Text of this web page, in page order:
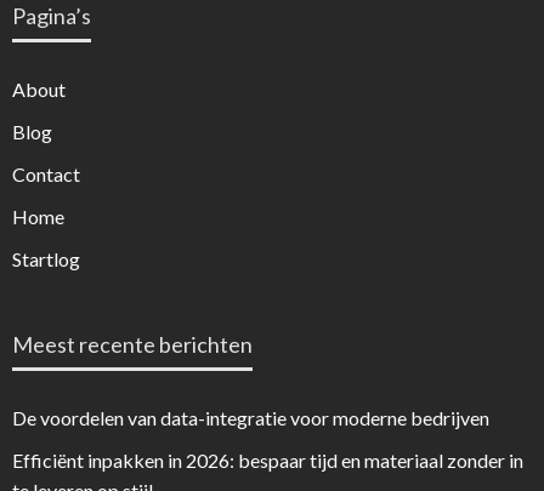
Pagina’s
About
Blog
Contact
Home
Startlog
Meest recente berichten
De voordelen van data-integratie voor moderne bedrijven
Efficiënt inpakken in 2026: bespaar tijd en materiaal zonder in